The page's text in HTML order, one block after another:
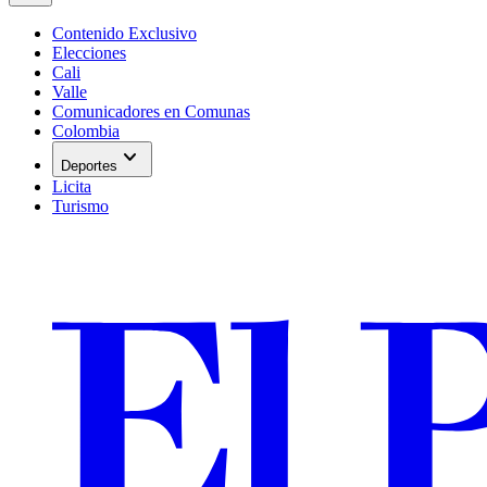
Contenido Exclusivo
Elecciones
Cali
Valle
Comunicadores en Comunas
Colombia
Deportes expand_more
Licita
Turismo